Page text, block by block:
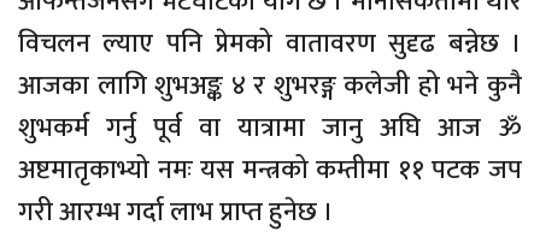
विचलन ल्याए पनि प्रेमको वातावरण सुदृढ बन्नेछ ।
आजका लागि शुभअङ्क ४ र शुभरङ्ग कलेजी हो भने कुनै
शुभकर्म गर्नु पूर्व वा यात्रामा जानु अघि आज ॐ
अष्टमातृकाभ्यो नमः यस मन्त्रको कम्तीमा ११ पटक जप
गरी आरम्भ गर्दा लाभ प्राप्त हुनेछ ।